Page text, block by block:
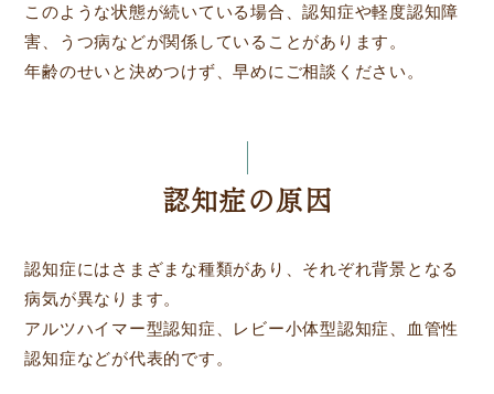
このような状態が続いている場合、認知症や軽度認知障
害、うつ病などが関係していることがあります。
年齢のせいと決めつけず、早めにご相談ください。
認知症の原因
認知症にはさまざまな種類があり、それぞれ背景となる
病気が異なります。
アルツハイマー型認知症、レビー小体型認知症、血管性
認知症などが代表的です。